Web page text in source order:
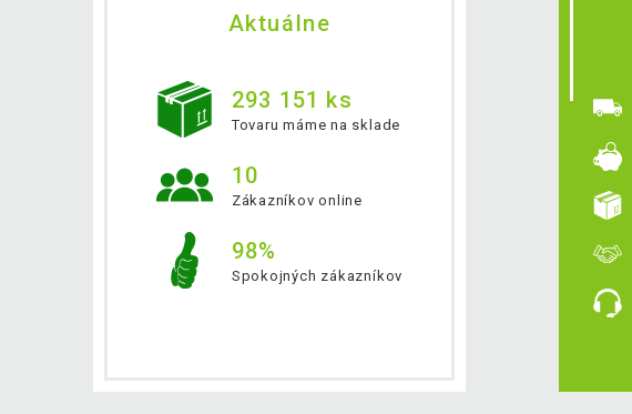
Aktuálne
293 151 ks
Tovaru máme na sklade
10
Zákazníkov online
98%
Spokojných zákazníkov